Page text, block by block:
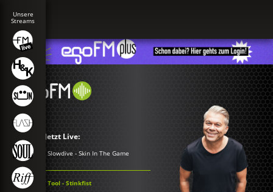
Jetzt Live:
Slowdive - Skin In The Game
Tool - Stinkfist